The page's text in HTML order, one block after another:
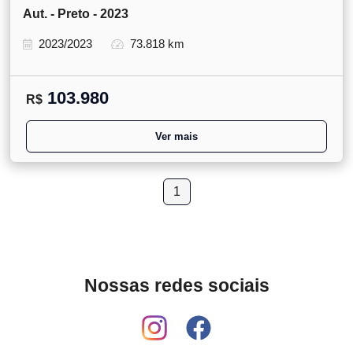
Aut. - Preto - 2023
2023/2023 73.818 km
R$ 103.980
Ver mais
1
Nossas redes sociais